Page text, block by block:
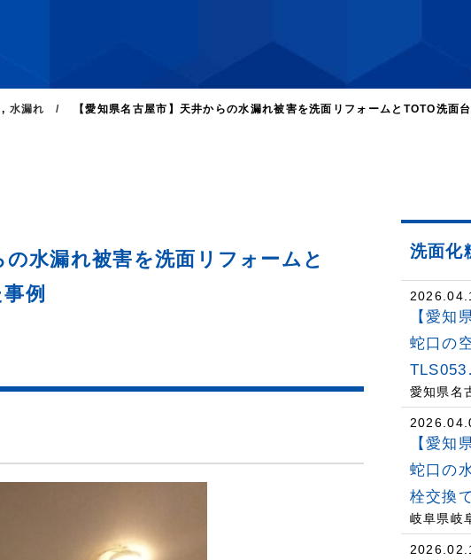
, 水漏れ 【愛知県名古屋市】天井からの水漏れ被害を洗面リフォームとTOTO洗面
水漏れ被害を洗面リフォームと
例
洗面化
【愛知
蛇口の
愛知県
【愛知
蛇口の
栓交換
岐阜県